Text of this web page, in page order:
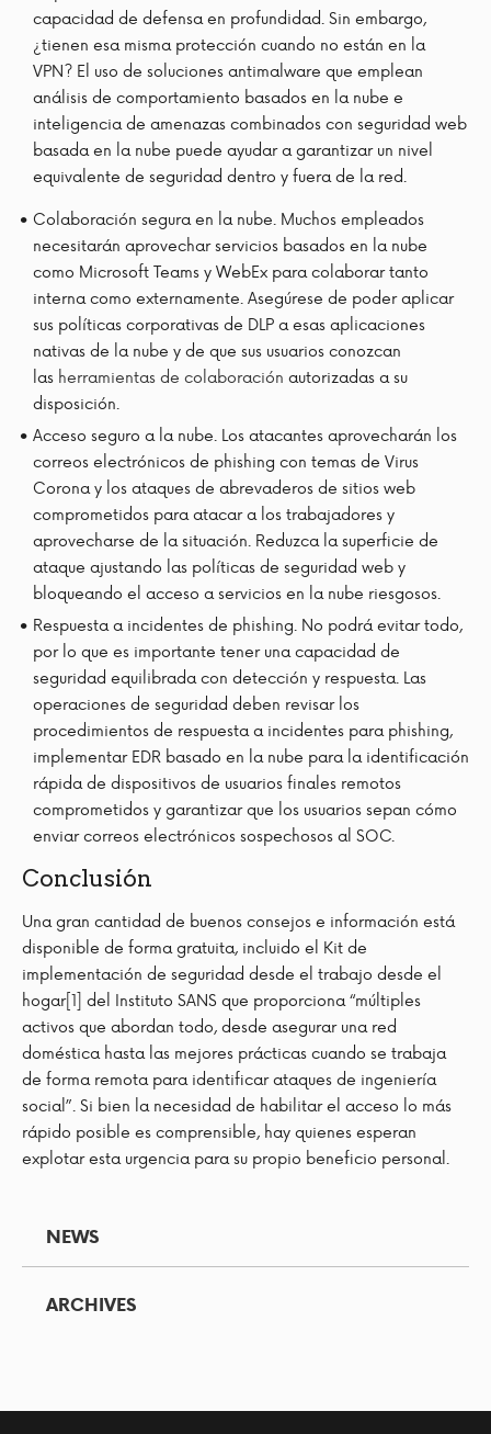
capacidad de defensa en profundidad. Sin embargo,
¿tienen esa misma protección cuando no están en la
VPN? El uso de soluciones antimalware que emplean
análisis de comportamiento basados ​​en la nube e
inteligencia de amenazas combinados con seguridad web
basada en la nube puede ayudar a garantizar un nivel
equivalente de seguridad dentro y fuera de la red.
Colaboración segura en la nube. Muchos empleados
necesitarán aprovechar servicios basados ​​en la nube
como Microsoft Teams y WebEx para colaborar tanto
interna como externamente. Asegúrese de poder aplicar
sus políticas corporativas de DLP a esas aplicaciones
nativas de la nube y de que sus usuarios conozcan
las herramientas de colaboración autorizadas a su
disposición.
Acceso seguro a la nube. Los atacantes aprovecharán los
correos electrónicos de phishing con temas de Virus
Corona y los ataques de abrevaderos de sitios web
comprometidos para atacar a los trabajadores y
aprovecharse de la situación. Reduzca la superficie de
ataque ajustando las políticas de seguridad web y
bloqueando el acceso a servicios en la nube riesgosos.
Respuesta a incidentes de phishing. No podrá evitar todo,
por lo que es importante tener una capacidad de
seguridad equilibrada con detección y respuesta. Las
operaciones de seguridad deben revisar los
procedimientos de respuesta a incidentes para phishing,
implementar EDR basado en la nube para la identificación
rápida de dispositivos de usuarios finales remotos
comprometidos y garantizar que los usuarios sepan cómo
enviar correos electrónicos sospechosos al SOC.
Conclusión
Una gran cantidad de buenos consejos e información está
disponible de forma gratuita, incluido el Kit de
implementación de seguridad desde el trabajo desde el
hogar[1] del Instituto SANS que proporciona “múltiples
activos que abordan todo, desde asegurar una red
doméstica hasta las mejores prácticas cuando se trabaja
de forma remota para identificar ataques de ingeniería
social”. Si bien la necesidad de habilitar el acceso lo más
rápido posible es comprensible, hay quienes esperan
explotar esta urgencia para su propio beneficio personal.
NEWS
ARCHIVES